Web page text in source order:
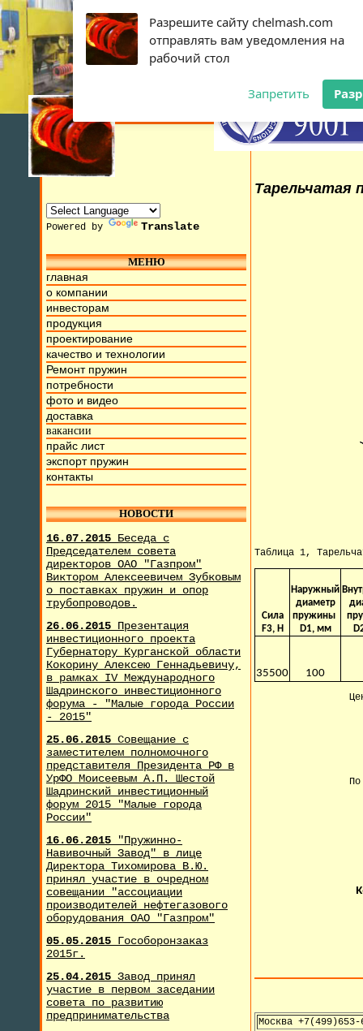
Разрешите сайту chelmash.com
отправлять вам уведомления на
рабочий стол
Запретить
Powered by Translate
МЕНЮ
главная
о компании
инвесторам
продукция
проектирование
качество и технологии
Ремонт пружин
потребности
фото и видео
доставка
вакансии
прайс лист
экспорт пружин
контакты
НОВОСТИ
16.07.2015 Беседа с
Председателем совета
директоров ОАО "Газпром"
Виктором Алексеевичем Зубковым
о поставках пружин и опор
трубопроводов.
26.06.2015 Презентация
инвестиционного проекта
Губернатору Курганской области
Кокорину Алексею Геннадьевичу,
в рамках IV Международного
Шадринского инвестиционного
форума - "Малые города России
- 2015"
25.06.2015 Совещание с
заместителем полномочного
представителя Президента РФ в
УрФО Моисеевым А.П. Шестой
Шадринский инвестиционный
форум 2015 "Малые города
России"
16.06.2015
"Пружинно-
Навивочный Завод" в лице
Директора Тихомирова В.Ю.
принял участие в очредном
совещании "ассоциации
производителей нефтегазового
оборудования ОАО "Газпром"
05.05.2015 Гособоронзаказ
2015г.
25.04.2015 Завод принял
участие в первом заседании
совета по развитию
предпринимательства
Тарельчатая
Мы находимся на ул. Труда, д.17. Бесплатный
Таблица 1,
Сила
F3, H
Наружный
диаметр
пружины
D1, мм
35500 100
Москва +7(499)653-